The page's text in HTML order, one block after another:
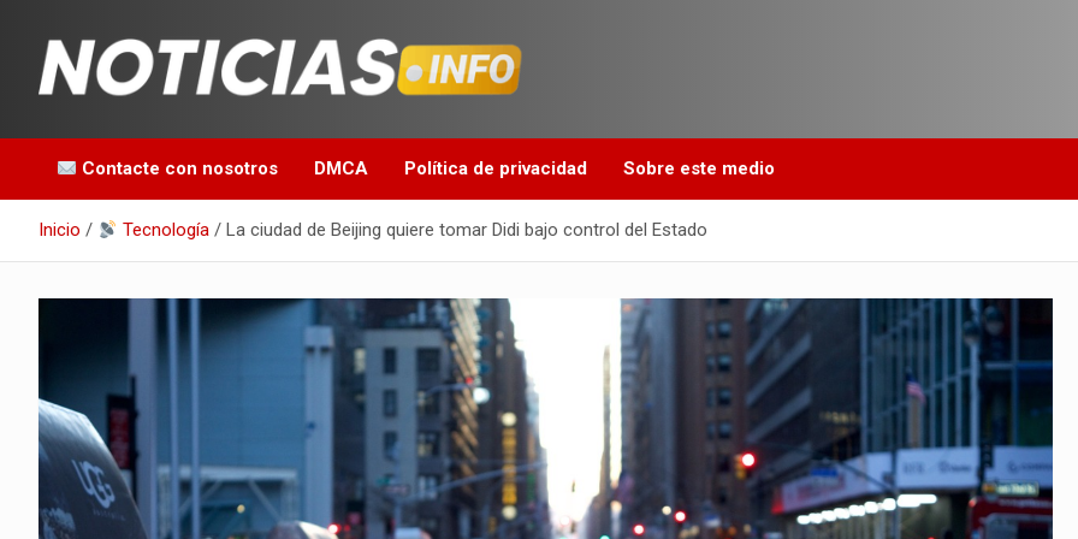
contenido
Noticias en español
Contacte con nosotros DMCA Política de privacidad Sobre este medio
Inicio Tecnología La ciudad de Beijing quiere tomar Didi bajo control del Estado